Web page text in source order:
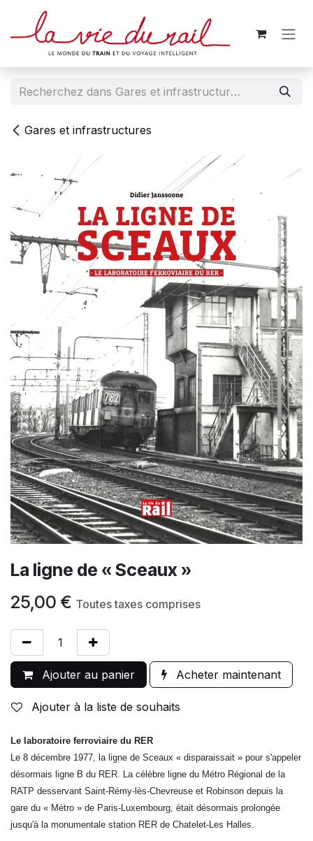
Se rendre au contenu
Gares et infrastructures
La ligne de « Sceaux »
25,00 € Toutes taxes comprises
Ajouter au panier Acheter maintenant
Ajouter à la liste de souhaits
Le laboratoire ferroviaire du RER
Le 8 décembre 1977, la ligne de Sceaux « disparaissait » pour s'appeler
désormais ligne B du RER. La célèbre ligne du Métro Régional de la
RATP desservant Saint-Rémy-lès-Chevreuse et Robinson depuis la
gare du « Métro » de Paris-Luxembourg, était désormais prolongée
jusqu'à la monumentale station RER de Chatelet-Les Halles.